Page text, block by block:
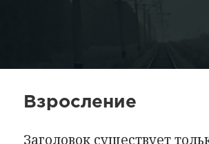
Взросление
Заголовок существует